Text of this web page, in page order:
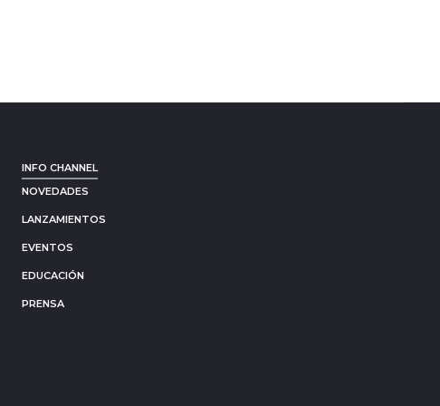
INFO CHANNEL
NOVEDADES
LANZAMIENTOS
EVENTOS
EDUCACIÓN
PRENSA